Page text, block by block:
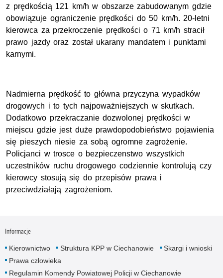
z prędkością 121 km/h w obszarze zabudowanym gdzie
obowiązuje ograniczenie prędkości do 50 km/h. 20-letni
kierowca za przekroczenie prędkości o 71 km/h stracił
prawo jazdy oraz został ukarany mandatem i punktami
karnymi.
Nadmierna prędkość to główna przyczyna wypadków
drogowych i to tych najpoważniejszych w skutkach.
Dodatkowo przekraczanie dozwolonej prędkości w
miejscu gdzie jest duże prawdopodobieństwo pojawienia
się pieszych niesie za sobą ogromne zagrożenie.
Policjanci w trosce o bezpieczenstwo wszystkich
uczestników ruchu drogowego codziennie kontrolują czy
kierowcy stosują się do przepisów prawa i
przeciwdziałają zagrożeniom.
Informacje
Kierownictwo Struktura KPP w Ciechanowie
Skargi i wnioski
Prawa człowieka
Regulamin Komendy Powiatowej Policji w Ciechanowie